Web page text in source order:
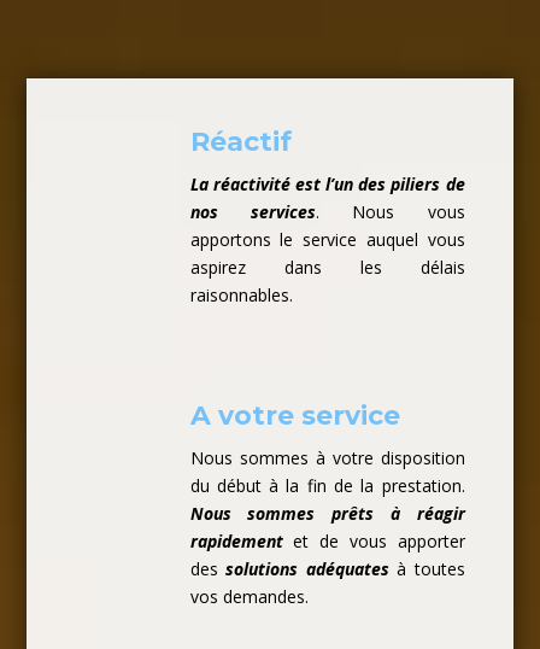
Réactif
La réactivité est l’un des piliers de
nos services. Nous vous
apportons le service auquel vous
aspirez dans les délais
raisonnables.
A votre service
Nous sommes à votre disposition
du début à la fin de la prestation.
Nous sommes prêts à réagir
rapidementet de vous apporter
des solutions adéquatesà toutes
vos demandes.